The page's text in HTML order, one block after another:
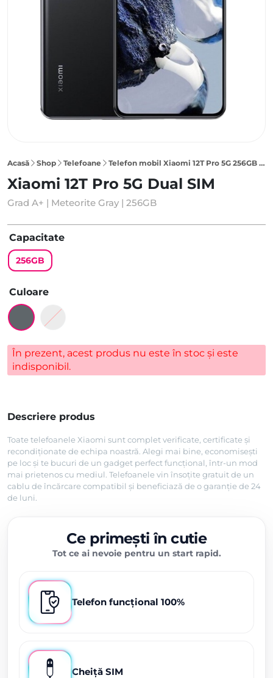
Acasă Shop Telefoane Telefon mobil Xiaomi 12T Pro 5G 256GB Dual SIM, Meteorite Gray
Xiaomi 12T Pro 5G Dual SIM
Grad A+ | Meteorite Gray | 256GB
Capacitate
256GB
Culoare
În prezent, acest produs nu este în stoc și este
indisponibil.
Descriere produs
Toate telefoanele Xiaomi sunt complet verificate, certificate și
recondiționate de echipa noastră. Alegi mai bine, economisești
pe loc și te bucuri de un gadget perfect funcțional, într-un mod
mai prietenos cu mediul. Telefoanele vin însoțite gratuit de un
cablu de încărcare compatibil și beneficiază de o garanție de 24
de luni.
Ce primești în cutie
Tot ce ai nevoie pentru un start rapid.
Telefon funcțional 100%
Cheiță SIM